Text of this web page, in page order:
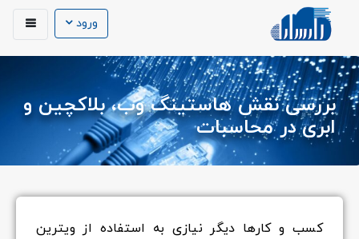
ورود
بررسی نقش هاستینگ وب، بلاکچین و
ابری در محاسبات
کسب و کارها دیگر نیازی به استفاده از ویترین